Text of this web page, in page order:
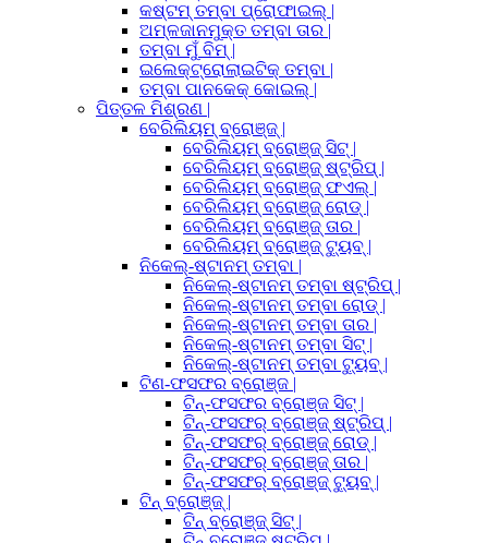
କଷ୍ଟମ୍ ତମ୍ବା ପ୍ରୋଫାଇଲ୍ |
ଅମ୍ଳଜାନମୁକ୍ତ ତମ୍ବା ତାର |
ତମ୍ବା ମୁଁ ବିମ୍ |
ଇଲେକ୍ଟ୍ରୋଲାଇଟିକ୍ ତମ୍ବା |
ତମ୍ବା ପାନକେକ୍ କୋଇଲ୍ |
ପିତ୍ତଳ ମିଶ୍ରଣ |
ବେରିଲିୟମ୍ ବ୍ରୋଞ୍ଜ୍ |
ବେରିଲିୟମ୍ ବ୍ରୋଞ୍ଜ୍ ସିଟ୍ |
ବେରିଲିୟମ୍ ବ୍ରୋଞ୍ଜ୍ ଷ୍ଟ୍ରିପ୍ |
ବେରିଲିୟମ୍ ବ୍ରୋଞ୍ଜ୍ ଫଏଲ୍ |
ବେରିଲିୟମ୍ ବ୍ରୋଞ୍ଜ୍ ରୋଡ୍ |
ବେରିଲିୟମ୍ ବ୍ରୋଞ୍ଜ୍ ତାର |
ବେରିଲିୟମ୍ ବ୍ରୋଞ୍ଜ୍ ଟ୍ୟୁବ୍ |
ନିକେଲ୍-ଷ୍ଟାନମ୍ ତମ୍ବା |
ନିକେଲ୍-ଷ୍ଟାନମ୍ ତମ୍ବା ଷ୍ଟ୍ରିପ୍ |
ନିକେଲ୍-ଷ୍ଟାନମ୍ ତମ୍ବା ରୋଡ୍ |
ନିକେଲ୍-ଷ୍ଟାନମ୍ ତମ୍ବା ତାର |
ନିକେଲ୍-ଷ୍ଟାନମ୍ ତମ୍ବା ସିଟ୍ |
ନିକେଲ୍-ଷ୍ଟାନମ୍ ତମ୍ବା ଟ୍ୟୁବ୍ |
ଟିଣ-ଫସଫର ବ୍ରୋଞ୍ଜ |
ଟିନ୍-ଫସଫର ବ୍ରୋଞ୍ଜ ସିଟ୍ |
ଟିନ୍-ଫସଫର୍ ବ୍ରୋଞ୍ଜ୍ ଷ୍ଟ୍ରିପ୍ |
ଟିନ୍-ଫସଫର୍ ବ୍ରୋଞ୍ଜ୍ ରୋଡ୍ |
ଟିନ୍-ଫସଫର୍ ବ୍ରୋଞ୍ଜ୍ ତାର |
ଟିନ୍-ଫସଫର୍ ବ୍ରୋଞ୍ଜ୍ ଟ୍ୟୁବ୍ |
ଟିନ୍ ବ୍ରୋଞ୍ଜ୍ |
ଟିନ୍ ବ୍ରୋଞ୍ଜ୍ ସିଟ୍ |